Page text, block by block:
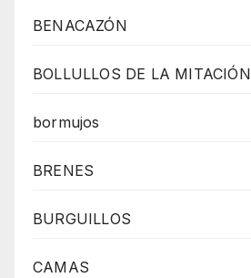
BENACAZÓN
BOLLULLOS DE LA MITACIÓN
bormujos
BRENES
BURGUILLOS
CAMAS